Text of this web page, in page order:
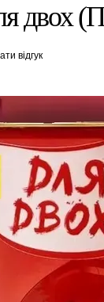
двох
відгук